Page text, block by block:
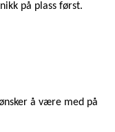
på plass først.
å være med på